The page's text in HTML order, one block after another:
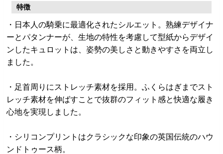
特徴
・日本人の騎乗に最適化されたシルエット。熟練デザイナ
ーとパタンナーが、生地の特性を考慮して型紙からデザイ
ンしたキュロットは、姿勢の美しさと動きやすさを両立し
ました。
・足首周りにストレッチ素材を採用。ふくらはぎまでスト
レッチ素材を伸ばすことで抜群のフィット感と快適な履き
心地を実現しました。
・シリコンプリントはクラシックな印象の英国伝統のハウ
ンドトゥース柄。